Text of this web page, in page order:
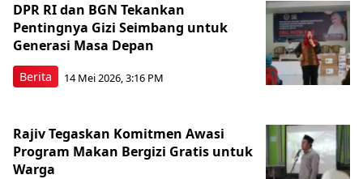
Berita
DPR RI dan BGN Tekankan
Pentingnya Gizi Seimbang untuk
Generasi Masa Depan
14 Mei 2026, 3:16 PM
Rajiv Tegaskan Komitmen Awasi
Program Makan Bergizi Gratis untuk
Warga